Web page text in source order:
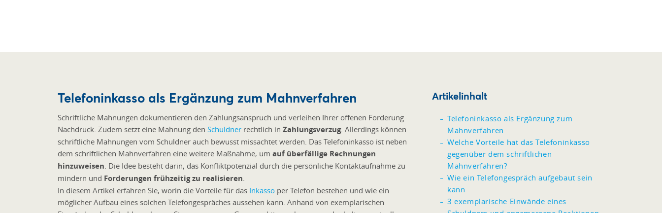
Telefoninkasso als Ergänzung zum Mahnverfahren
Schriftliche Mahnungen dokumentieren den Zahlungsanspruch und verleihen Ihrer offenen Forderung
Nachdruck. Zudem setzt eine Mahnung den Schuldner rechtlich in Zahlungsverzug. Allerdings können
schriftliche Mahnungen vom Schuldner auch bewusst missachtet werden. Das Telefoninkasso ist neben
dem schriftlichen Mahnverfahren eine weitere Maßnahme, um auf überfällige Rechnungen
hinzuweisen. Die Idee besteht darin, das Konfliktpotenzial durch die persönliche Kontaktaufnahme zu
mindern und Forderungen frühzeitig zu realisieren.
In diesem Artikel erfahren Sie, worin die Vorteile für das Inkasso per Telefon bestehen und wie ein
möglicher Aufbau eines solchen Telefongespräches aussehen kann. Anhand von exemplarischen
Artikelinhalt
Telefoninkasso als Ergänzung zum
Mahnverfahren
Welche Vorteile hat das Telefoninkasso
gegenüber dem schriftlichen
Mahnverfahren?
Wie ein Telefongespräch aufgebaut sein
kann
3 exemplarische Einwände eines